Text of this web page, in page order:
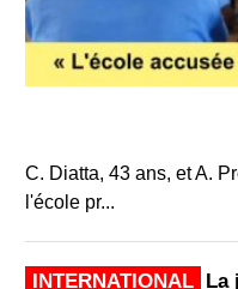
C. Diatta, 43 ans, et A.
l'école pr...
INTERNATIONAL
La